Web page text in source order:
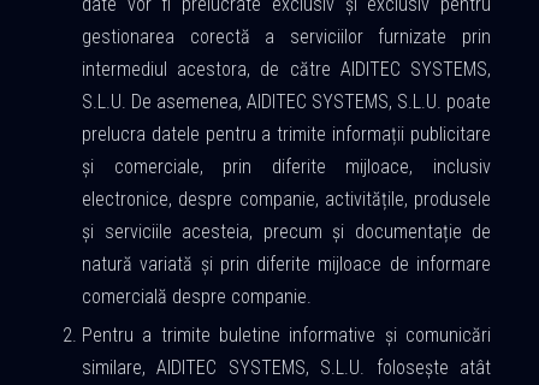
gestionarea corectă a serviciilor furnizate prin
intermediul acestora, de către AIDITEC SYSTEMS,
S.L.U. De asemenea, AIDITEC SYSTEMS, S.L.U. poate
prelucra datele pentru a trimite informații publicitare
și comerciale, prin diferite mijloace, inclusiv
electronice, despre companie, activitățile, produsele
și serviciile acesteia, precum și documentație de
natură variată și prin diferite mijloace de informare
comercială despre companie.
Pentru a trimite buletine informative și comunicări
similare, AIDITEC SYSTEMS, S.L.U. folosește atât